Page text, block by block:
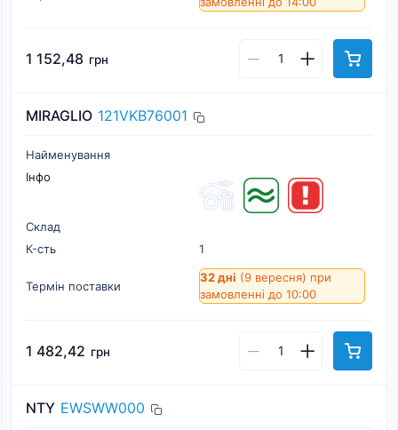
1 152,48 грн
MIRAGLIO 121VKB76001
Найменування
Інфо
Склад
К-cть
1
Термін поставки
32 дні (9 вересня) при
замовленні до 10:00
1 482,42 грн
NTY EWSWW000